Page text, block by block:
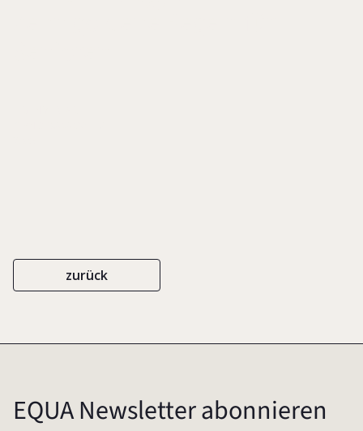
zurück
EQUA Newsletter abonnieren